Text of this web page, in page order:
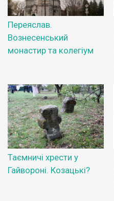
Переяслав.
Вознесенський
монастир та колегіум
Таємничі хрести у
Гайвороні. Козацькі?